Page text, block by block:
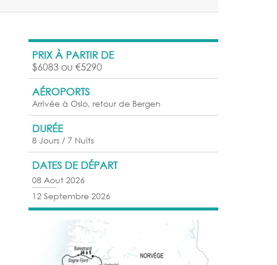
PRIX À PARTIR DE
$6083 ou €5290
AÉROPORTS
Arrivée à Oslo, retour de Bergen
DURÉE
8 Jours / 7 Nuits
DATES DE DÉPART
08 Aout 2026
12 Septembre 2026